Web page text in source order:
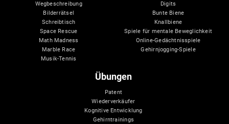
Wegbeschreibung
Bilderrätsel
Schreibtisch
Space Rescue
Math Madness
Marble Race
Musik-Tennis
Digits
Bunte Biene
Knallbiene
Spiele für mentale Beweglichkeit
Online-Gedächtnisspiele
Gehirnjogging-Spiele
Übungen
Patent
Wiederverkäufer
Kognitive Entwicklung
Gehirntrainings